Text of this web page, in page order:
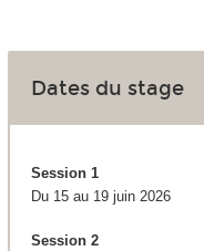
Dates du stage
Session 1
Du 15 au 19 juin 2026
Session 2